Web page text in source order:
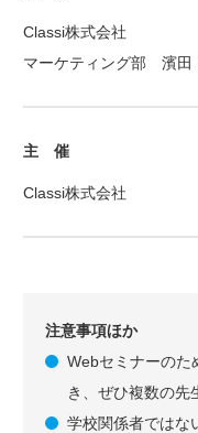
Classi株式会社
マーケティング部 濱田
主 催
Classi株式会社
注意事項ほか
Webセミナーのた
き、ぜひ複数の先
学校関係者ではな